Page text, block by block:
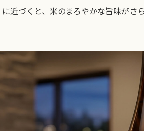
近づくと、米のまろやかな旨味が